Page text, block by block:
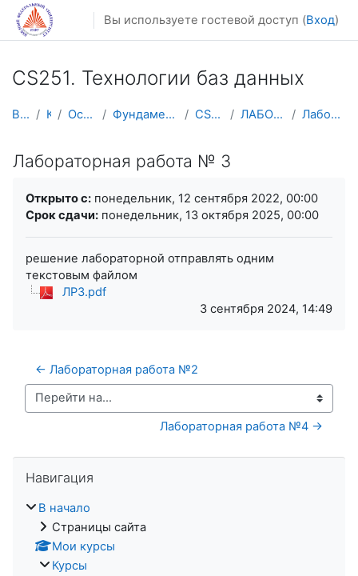
Перейти к основному содержанию
Вы используете гостевой доступ (Вход)
CS251. Технологии баз данных
В начало Курсы Осенний семестр Фундаментальная информатика и ИТ CS251. ТБД-ФИИТ ЛАБОРАТОРНЫЕ ЗАНЯТИЯ Лабораторная работа № 3
Лабораторная работа № 3
Открыто с: понедельник, 12 сентября 2022, 00:00
Срок сдачи: понедельник, 13 октября 2025, 00:00
решение лабораторной отправлять одним
текстовым файлом
ЛР3.pdf
3 сентября 2024, 14:49
← Лабораторная работа №2
Перейти на...
Лабораторная работа №4 →
Навигация
В начало
Страницы сайта
Мои курсы
Курсы